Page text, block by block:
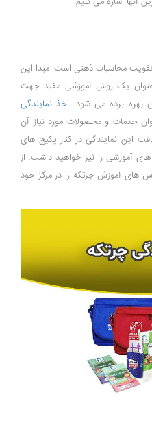
تقویت محاسبات ذهنی است. مبدا این
عنوان یک روش آموزشی مفید جهت
برده می شود. اخذ نمایندگی
خدمات و محصولات مورد نیاز آن
این نمایندگی در کنار پکیج های
های آموزشی را نیز خواهید داشت. از
های آموزش چرتکه را در مرکز خود